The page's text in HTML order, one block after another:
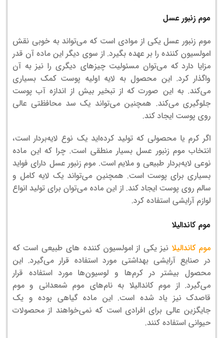
موم زنبور عسل
موم زنبور عسل یکی از موادی است که می‌تواند به خوبی نقش
امولسیون کننده را بر عهده بگیرد. از سوی دیگر این ماده آن قدر
مزایا دارد که می‌توان مسئولیت چیزهای دیگری را نیز به آن
واگذار کرد. این محصول به لایه اولیه پوست کمک بسیاری
می‌کند. به این صورت که از تبخیر بیش از اندازه آب پوست
جلوگیری می‌کند. همچنین می‌تواند یک سد محافظتی عالی
روی پوست ایجاد کند.
اگر کرم یا محصولی که تولید کرده‌‌اید یک نوع لایه‌بردار است،
انتخاب موم زنبور عسل بسیار منطقی است. چرا که این ماده
نوعی لایه‌بردار طبیعی و ملایم است. موم زنبور عسل دارای فواید
بسیاری برای پوست است. همچنین می‌تواند یک لایه کامل و
سالم روی پوست ایجاد کند. از این ماده می‌توان برای تولید انواع
لوازم آرایشی استفاده کرد.
موم کاندالیلا
موم کاندالیلا نیز یکی از امولسیون کننده های طبیعی است که
در صنایع آرایشی بهداشتی مورد استفاده قرار می‌گیرد. این
محصول بیشتر در کرم‌ها و لوسیون‌ها مورد استفاده قرار
می‌گیرد. از موم کاندالیلا به نام‌های موم شمعدانی و موم
قاصدک نیز یاد شده است. این ماده گیاهی بوده و یک
جایگزین عالی برای افرادی است که نمی‌خواهند از محصولات
حیوانی استفاده کنند.